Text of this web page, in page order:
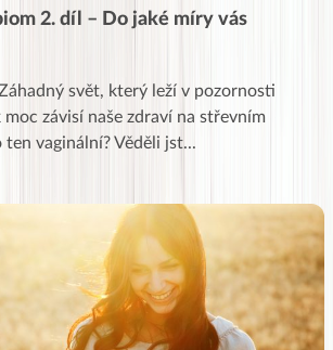
2. díl – Do jaké míry vás
svět, který leží v pozornosti
závisí naše zdraví na střevním
vaginální? Věděli jst...